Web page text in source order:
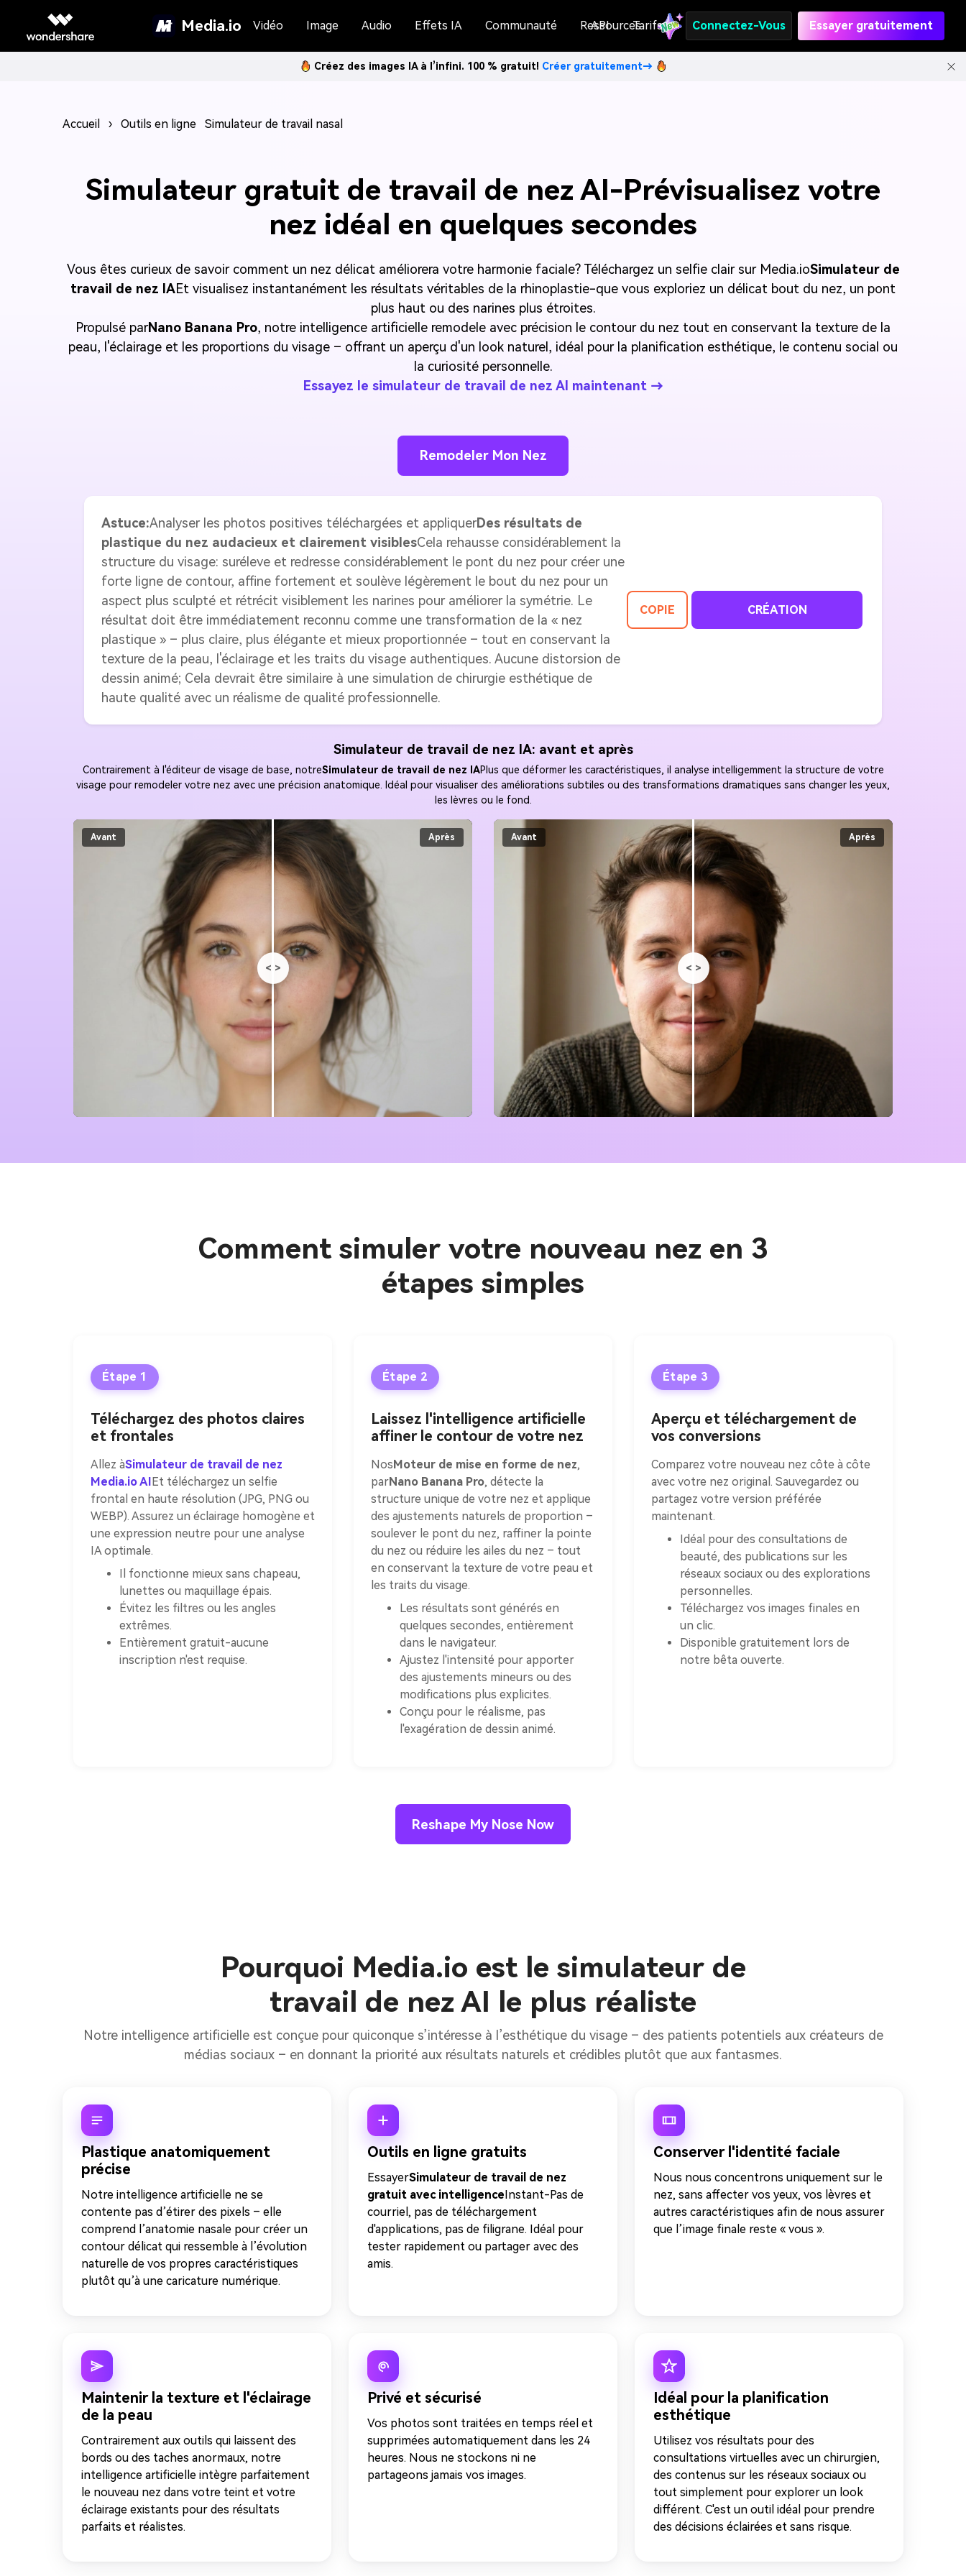
Media.io Vidéo Image Audio Effets IA Communauté Ressources
API Tarifs Connectez-Vous Essayer gratuitement
Créez des images IA à l’infini. 100 % gratuit! Créer gratuitement→
Accueil › Outils en ligne Simulateur de travail nasal
Simulateur gratuit de travail de nez AI-Prévisualisez votre
nez idéal en quelques secondes
Vous êtes curieux de savoir comment un nez délicat améliorera votre harmonie faciale? Téléchargez un selfie clair sur Media.ioSimulateur de
travail de nez IAEt visualisez instantanément les résultats véritables de la rhinoplastie-que vous exploriez un délicat bout du nez, un pont
plus haut ou des narines plus étroites.
Propulsé parNano Banana Pro, notre intelligence artificielle remodele avec précision le contour du nez tout en conservant la texture de la
peau, l'éclairage et les proportions du visage – offrant un aperçu d'un look naturel, idéal pour la planification esthétique, le contenu social ou
la curiosité personnelle.
Essayez le simulateur de travail de nez AI maintenant →
Remodeler Mon Nez
Astuce:Analyser les photos positives téléchargées et appliquerDes résultats de
plastique du nez audacieux et clairement visiblesCela rehausse considérablement la
structure du visage: suréleve et redresse considérablement le pont du nez pour créer une
forte ligne de contour, affine fortement et soulève légèrement le bout du nez pour un
aspect plus sculpté et rétrécit visiblement les narines pour améliorer la symétrie. Le
résultat doit être immédiatement reconnu comme une transformation de la « nez
plastique » – plus claire, plus élégante et mieux proportionnée – tout en conservant la
texture de la peau, l'éclairage et les traits du visage authentiques. Aucune distorsion de
dessin animé; Cela devrait être similaire à une simulation de chirurgie esthétique de
haute qualité avec un réalisme de qualité professionnelle.
COPIE CRÉATION
Simulateur de travail de nez IA: avant et après
Contrairement à l'éditeur de visage de base, notreSimulateur de travail de nez IAPlus que déformer les caractéristiques, il analyse intelligemment la structure de votre
visage pour remodeler votre nez avec une précision anatomique. Idéal pour visualiser des améliorations subtiles ou des transformations dramatiques sans changer les yeux,
les lèvres ou le fond.
Avant Après
< >
Avant Après
< >
Comment simuler votre nouveau nez en 3
étapes simples
Étape 1
Téléchargez des photos claires
et frontales
Allez àSimulateur de travail de nez
Media.io AI Et téléchargez un selfie
frontal en haute résolution (JPG, PNG ou
WEBP). Assurez un éclairage homogène et
une expression neutre pour une analyse
IA optimale.
Il fonctionne mieux sans chapeau,
lunettes ou maquillage épais.
Évitez les filtres ou les angles
extrêmes.
Entièrement gratuit-aucune
inscription n'est requise.
Étape 2
Laissez l'intelligence artificielle
affiner le contour de votre nez
Nos Moteur de mise en forme de nez,
parNano Banana Pro, détecte la
structure unique de votre nez et applique
des ajustements naturels de proportion –
soulever le pont du nez, raffiner la pointe
du nez ou réduire les ailes du nez – tout
en conservant la texture de votre peau et
les traits du visage.
Les résultats sont générés en
quelques secondes, entièrement
dans le navigateur.
Ajustez l'intensité pour apporter
des ajustements mineurs ou des
modifications plus explicites.
Conçu pour le réalisme, pas
l'exagération de dessin animé.
Étape 3
Aperçu et téléchargement de
vos conversions
Comparez votre nouveau nez côte à côte
avec votre nez original. Sauvegardez ou
partagez votre version préférée
maintenant.
Idéal pour des consultations de
beauté, des publications sur les
réseaux sociaux ou des explorations
personnelles.
Téléchargez vos images finales en
un clic.
Disponible gratuitement lors de
notre bêta ouverte.
Reshape My Nose Now
Pourquoi Media.io est le simulateur de
travail de nez AI le plus réaliste
Notre intelligence artificielle est conçue pour quiconque s’intéresse à l’esthétique du visage – des patients potentiels aux créateurs de
médias sociaux – en donnant la priorité aux résultats naturels et crédibles plutôt que aux fantasmes.
Plastique anatomiquement
précise
Notre intelligence artificielle ne se
contente pas d’étirer des pixels – elle
comprend l’anatomie nasale pour créer un
contour délicat qui ressemble à l’évolution
naturelle de vos propres caractéristiques
plutôt qu’à une caricature numérique.
Outils en ligne gratuits
EssayerSimulateur de travail de nez
gratuit avec intelligenceInstant-Pas de
courriel, pas de téléchargement
d'applications, pas de filigrane. Idéal pour
tester rapidement ou partager avec des
amis.
Conserver l'identité faciale
Nous nous concentrons uniquement sur le
nez, sans affecter vos yeux, vos lèvres et
autres caractéristiques afin de nous assurer
que l’image finale reste « vous ».
Maintenir la texture et l'éclairage
de la peau
Contrairement aux outils qui laissent des
bords ou des taches anormaux, notre
intelligence artificielle intègre parfaitement
le nouveau nez dans votre teint et votre
éclairage existants pour des résultats
parfaits et réalistes.
Privé et sécurisé
Vos photos sont traitées en temps réel et
supprimées automatiquement dans les 24
heures. Nous ne stockons ni ne
partageons jamais vos images.
Idéal pour la planification
esthétique
Utilisez vos résultats pour des
consultations virtuelles avec un chirurgien,
des contenus sur les réseaux sociaux ou
tout simplement pour explorer un look
différent. C'est un outil idéal pour prendre
des décisions éclairées et sans risque.